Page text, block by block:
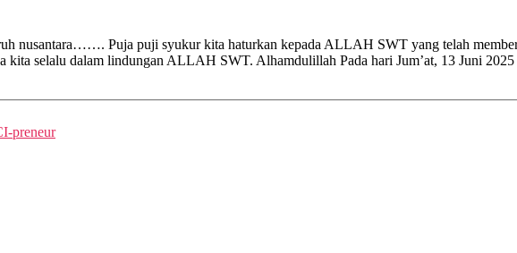
nusantara……. Puja puji syukur kita haturkan kepada ALLAH SWT yang telah
kita selalu dalam lindungan ALLAH SWT. Alhamdulillah Pada hari Jum’at, 13 Juni
preneur